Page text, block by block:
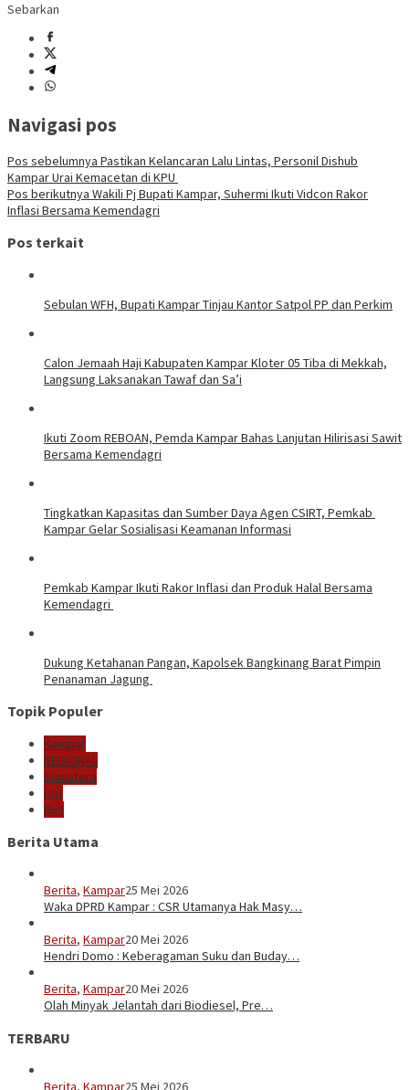
Sebarkan
Navigasi pos
Pos sebelumnya Pastikan Kelancaran Lalu Lintas, Personil Dishub
Kampar Urai Kemacetan di KPU
Pos berikutnya Wakili Pj Bupati Kampar, Suhermi Ikuti Vidcon Rakor
Inflasi Bersama Kemendagri
Pos terkait
Sebulan WFH, Bupati Kampar Tinjau Kantor Satpol PP dan Perkim
Calon Jemaah Haji Kabupaten Kampar Kloter 05 Tiba di Mekkah,
Langsung Laksanakan Tawaf dan Sa’i
Ikuti Zoom REBOAN, Pemda Kampar Bahas Lanjutan Hilirisasi Sawit
Bersama Kemendagri
Tingkatkan Kapasitas dan Sumber Daya Agen CSIRT, Pemkab
Kampar Gelar Sosialisasi Keamanan Informasi
Pemkab Kampar Ikuti Rakor Inflasi dan Produk Halal Bersama
Kemendagri
Dukung Ketahanan Pangan, Kapolsek Bangkinang Barat Pimpin
Penanaman Jagung
Topik Populer
Kampar
REGIONAL
Sumatera
Hot
Bus
Berita Utama
Berita, Kampar25 Mei 2026
Waka DPRD Kampar : CSR Utamanya Hak Masy…
Berita, Kampar20 Mei 2026
Hendri Domo : Keberagaman Suku dan Buday…
Berita, Kampar20 Mei 2026
Olah Minyak Jelantah dari Biodiesel, Pre…
TERBARU
Berita, Kampar25 Mei 2026